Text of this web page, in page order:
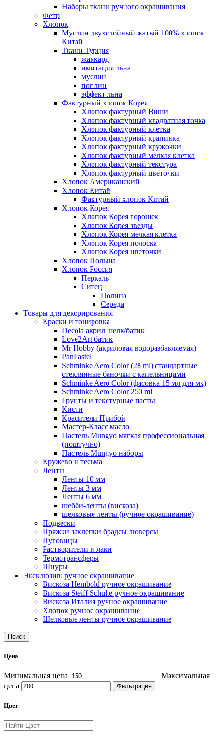
Наборы ткани ручного окрашивания
Фетр
Хлопок
Муслин двухслойный жатый 100% хлопок
Китай
Ткани Турция
жаккард
имитация льна
муслин
поплин
эффект льна
Фактурный хлопок Корея
Хлопок фактурный Виши
Хлопок фактурный квадратная точка
Хлопок фактурный клетка
Хлопок фактурный крапинка
Хлопок фактурный кружочки
Хлопок фактурный мелкая клетка
Хлопок фактурный текстура
Хлопок фактурный цветочки
Хлопок Американский
Хлопок Китай
Фактурный хлопок Китай
Хлопок Корея
Хлопок Корея горошек
Хлопок Корея звезды
Хлопок Корея мелкая клетка
Хлопок Корея полоска
Хлопок Корея цветочки
Хлопок Польша
Хлопок Россия
Перкаль
Ситец
Полина
Середа
Товары для декорирования
Краски и тонировка
Decola акрил шелк/батик
Love2Art батик
Mr Hobby (акриловая водоразбавляемая)
PanPastel
Schminke Aero Color (28 ml) стандартные
стеклянные баночки с капельницами
Schminke Aero Color (фасовка 15 мл для мк)
Schminke Aero Color 250 ml
Грунты и текстурные пасты
Кисти
Красители Прибой
Мастер-Класс масло
Пастель Mungyo мягкая профессиональная
(поштучно)
Пастель Mungyo наборы
Кружево и тесьма
Ленты
Ленты 10 мм
Ленты 3 мм
Ленты 6 мм
шебби-ленты (вискоза)
шелковые ленты (ручное окрашивание)
Подвески
Пряжки заклепки брадсы люверсы
Пуговицы
Растворители и лаки
Термотрансферы
Шнуры
Эксклюзив: ручное окрашивание
Вискоза Hembold ручное окрашивание
Вискоза Steiff Schulte ручное окрашивание
Вискоза Италия ручное окрашивание
Хлопок ручное окрашивание
Шелковые ленты ручное окрашивание
Поиск
Цена
Минимальная цена
Максимальная
цена
Фильтрация
Цвет